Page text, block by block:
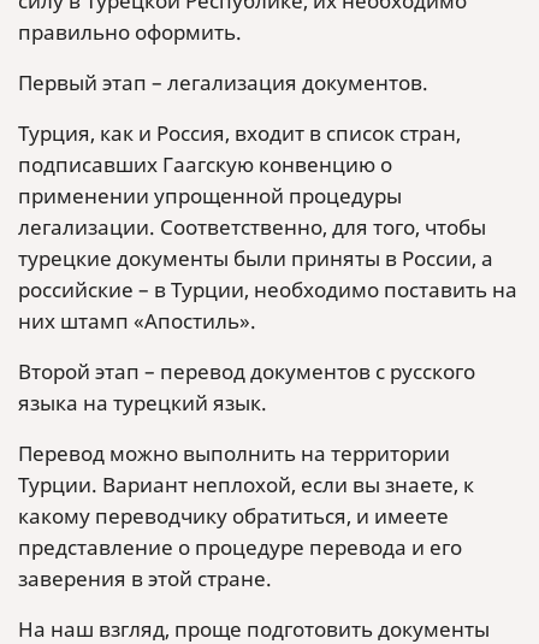
правильно оформить.
Первый этап – легализация документов.
Турция, как и Россия, входит в список стран,
подписавших Гаагскую конвенцию о
применении упрощенной процедуры
легализации. Соответственно, для того, чтобы
турецкие документы были приняты в России, а
российские – в Турции, необходимо поставить на
них штамп «Апостиль».
Второй этап – перевод документов с русского
языка на турецкий язык.
Перевод можно выполнить на территории
Турции. Вариант неплохой, если вы знаете, к
какому переводчику обратиться, и имеете
представление о процедуре перевода и его
заверения в этой стране.
На наш взгляд, проще подготовить документы